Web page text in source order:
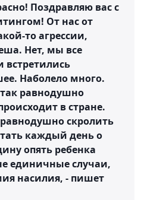
Поздравляю вас с
От нас от
то агрессии,
Нет, мы все
Наболело много.
равнодушно
в стране.
скролить
каждый день о
опять ребенка
единичные случаи,
насилия, - пишет